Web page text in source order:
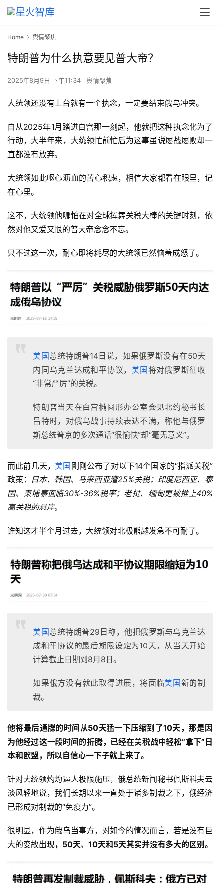
Home 舆情聚焦
特朗普为什么执意要见普大帝？
2025年8月9日 下午11:34 舆情聚焦
大统领还没有上台就有一个执念，一定要结束俄乌冲突。
自从2025年1月踏进白宫那一刻起，他就把这种执念化为了
行动，大半年来，大统领忙前忙后为这事虽说屡战屡败却一
直都没有放弃。
大统领如此呕心沥血的苦心积虑，相信大家都看在眼里，记
在心里。
这不，大统领他哪怕在对全球挥舞关税大棒的关键时刻，依
然对他又爱又恨的普大帝念念不忘。
只不过这一次，耐心即将耗尽的大统领已然恼羞成怒了。
美国总统特朗普14日说，如果俄罗斯没有在50天
内同乌克兰达成和平协议， 美国将对俄罗斯征收
“非常严厉”的关税。
特朗普当天在白宫椭圆形办公室会见北约秘书长
吕特时，对俄乌战事持续表达不满，称他与俄罗
斯总统普京的多次通话“很愉快”却“毫无意义”。
而此前几天，美国刚刚公布了对以下14个国家的“指派关税”
政策：
日本、韩国、马来西亚遭25%关税；印度尼西亚、泰
国、柬埔寨面临30%-36%税率；老挝、缅甸更被推上40%
高关税的悬崖。
谁知这才半个月过去，大统领对北极熊越发急不可耐了。
美国总统特朗普29日称，他把俄罗斯与乌克兰达
成和平协议的最后期限设定为10天，从当天开始
计算截止日期到8月8日。
如果俄方没有就此取得进展，将面临美国新的制
裁。
他将最后通牒的时间从50天猛一下压缩到了10天，那是因
为他经过这一段时间的折腾，已经在关税战中轻松“拿下”日
本和欧盟，所以自信心一下子就上来了。
针对大统领灼灼逼人极限施压，俄总统新闻秘书佩斯科夫云
淡风轻地说，我们长期以来一直处于诸多制裁之下，俄经济
已形成对制裁的“免疫力”。
很明显，作为俄乌当事方，对如今的情况而言，若是没有巨
大的变故出现，50天、10天和5天其实并没有多大的区别。